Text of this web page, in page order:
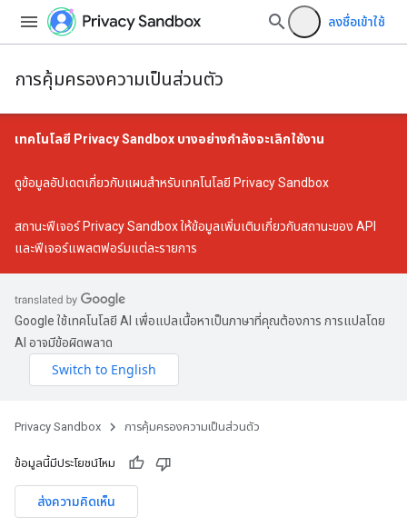
ลงชื่อเข้าใช้
การคุ้มครองความเป็นส่วนตัว
เทคโนโลยี Privacy Sandbox บางอย่างกำลังจะเลิกใช้งาน
ดูข้อมูลอัปเดตเกี่ยวกับแผนสำหรับเทคโนโลยี Privacy Sandbox
สถานะฟีเจอร์ Privacy Sandboxให้ข้อมูลเพิ่มเติมเกี่ยวกับสถานะของ API
และฟีเจอร์แพลตฟอร์มแต่ละรายการ
Google ใช้เทคโนโลยี AI เพื่อแปลเนื้อหาเป็นภาษาที่คุณต้องการ การแปลโดย
AI อาจมีข้อผิดพลาด
Privacy Sandbox การคุ้มครองความเป็นส่วนตัว
ข้อมูลนี้มีประโยชน์ไหม
ส่งความคิดเห็น